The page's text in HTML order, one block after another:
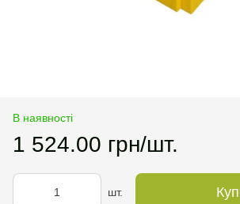
В наявності
1 524.00 грн/шт.
шт.